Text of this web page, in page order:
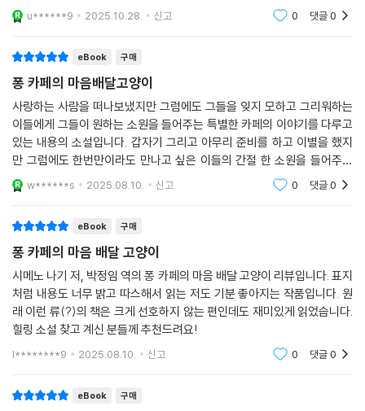
년, 의절한 어머니를 애틋하게 그리는 중년의 딸이 과거의 아픔을 오롯이
마주한다.
의뢰인이 원하는 상대에게 찾아가 꼬리 끝에 묻혀 온 그들의 말이나 마음
을 그곳에 슬쩍 문지르는 것이 후타가 하는 일의 핵심이다. 저승에서 죽은
이의 주소지를 찾는 일부터, 이승의 지하철과 택시를 오가며 미행하는 일
까지. 고양이의 몸으로 해내기 벅찬 일투성이지만 전력을 다해 뛰어다니기
시작하면서 후타는 점차 인간사의 복잡미묘한 상황들을 헤아릴 수 있게 된
다.
없는 아름다움을 이길 수는 없다고 하지만, 상처를 극복한 인간에게는 그
이상의 강인함이 있다. (p.192)
풀 수 없는 단단한 매듭 같던 상처는 고양이 배달부의 도움으로 회복의 실
마리를 찾는다. 어떠한 형태가 되었든 이별은 상흔을 남긴다. 그러나 추억
이야말로 우리를 고난의 상황에서 일어설 수 있게 만들어준다는 사실을 잊
지 말아야 한다. 상처를 회복하고 과거와 화해하는 다섯 인물들의 모습은
오랜 시간이 지나 바로잡기 어려워진 과거의 사건들, 그로 인한 후회와 자
시 한번 일깨워준다.
께 추천드립니다.ㅎㅎ
u******9 2025.10.28. 신고 0 댓글0
eBook 구매
퐁 카페의 마음배달고양이
사랑하는 사람을 떠나보냈지만 그럼에도 그들을 잊지 모하고 그리워하는
이들에게 그들이 원하는 소원을 들어주는 특별한 카페의 이야기를 다루고
있는 내용의 소설입니다. 갑자기 그리고 아무리 준비를 하고 이별을 했지
만 그럼에도 한번만이라도 만나고 싶은 이들의 간절 한 소원을 들어주는
주인공의 행동을 볼 수있어서 좋았고 주인공의 행동으로 인해 다시 한번
사랑하는 사람과 만
w******s 2025.08.10. 신고 0 댓글0
eBook 구매
퐁 카페의 마음 배달 고양이
시메노 나기 저, 박정임 역의 퐁 카페의 마음 배달 고양이 리뷰입니다. 표지
처럼 내용도 너무 밝고 따스해서 읽는 저도 기분 좋아지는 작품입니다. 원
래 이런 류(?)의 책은 크게 선호하지 않는 편인데도 재미있게 읽었습니다.
힐링 소설 찾고 계신 분들께 추천드려요!
l********9 2025.08.10. 신고 0 댓글0
eBook 구매